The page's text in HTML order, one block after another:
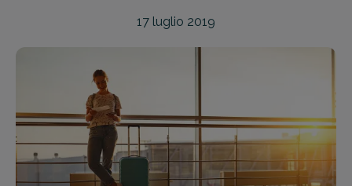
17 luglio 2019